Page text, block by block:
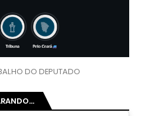
DO DEPUTADO